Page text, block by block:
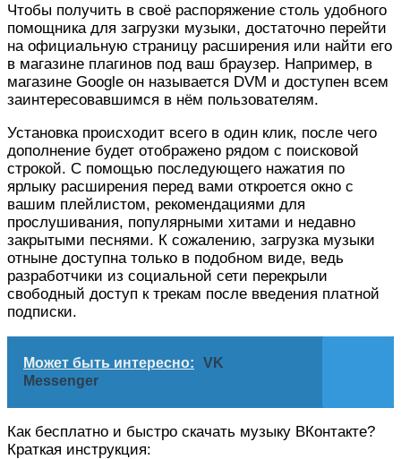
Чтобы получить в своё распоряжение столь удобного
помощника для загрузки музыки, достаточно перейти
на официальную страницу расширения или найти его
в магазине плагинов под ваш браузер. Например, в
магазине Google он называется DVM и доступен всем
заинтересовавшимся в нём пользователям.
Установка происходит всего в один клик, после чего
дополнение будет отображено рядом с поисковой
строкой. С помощью последующего нажатия по
ярлыку расширения перед вами откроется окно с
вашим плейлистом, рекомендациями для
прослушивания, популярными хитами и недавно
закрытыми песнями. К сожалению, загрузка музыки
отныне доступна только в подобном виде, ведь
разработчики из социальной сети перекрыли
свободный доступ к трекам после введения платной
подписки.
Может быть интересно:
VK
Messenger
Как бесплатно и быстро скачать музыку ВКонтакте?
Краткая инструкция: